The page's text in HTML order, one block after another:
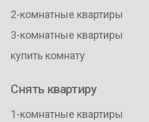
2-комнатные квартиры
3-комнатные квартиры
купить комнату
Снять квартиру
1-комнатные квартиры